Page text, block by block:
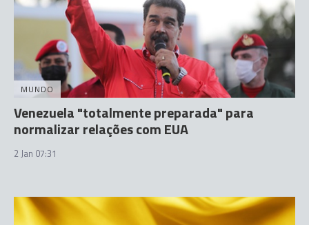
MUNDO
Venezuela "totalmente preparada" para
normalizar relações com EUA
2 Jan 07:31